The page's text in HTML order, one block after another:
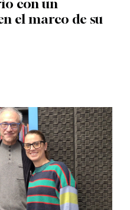
con un
el marco de su